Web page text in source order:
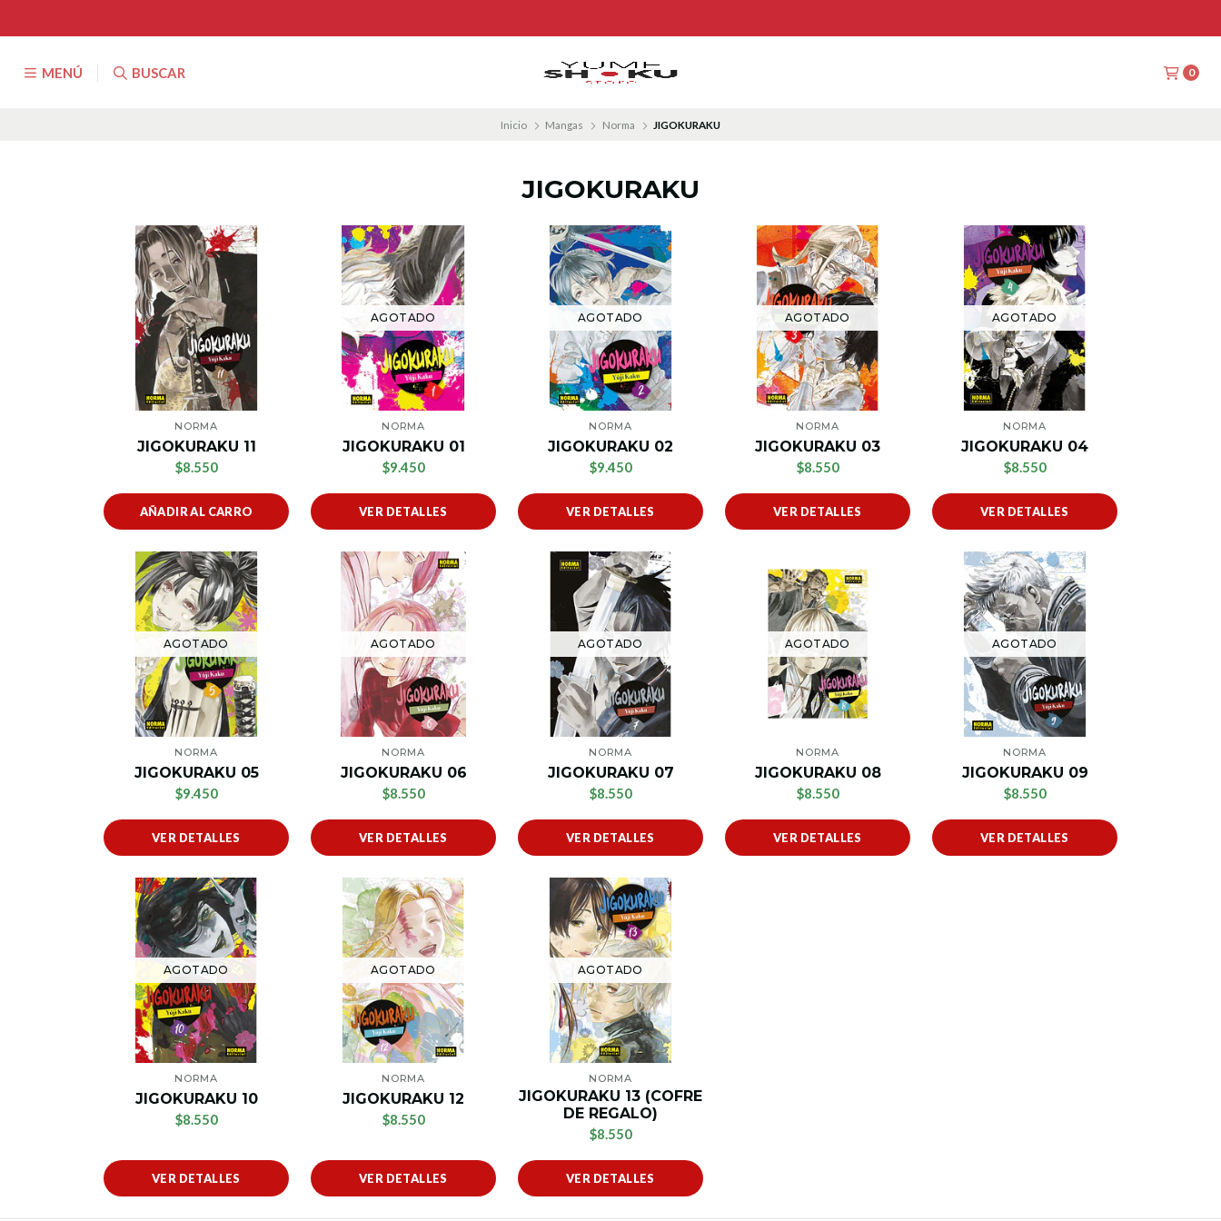
MENÚ BUSCAR 0
Inicio Mangas Norma JIGOKURAKU
JIGOKURAKU
NORMA
JIGOKURAKU 11
$8.550
AÑADIR AL CARRO
AGOTADO
NORMA
JIGOKURAKU 01
$9.450
VER DETALLES
AGOTADO
NORMA
JIGOKURAKU 02
$9.450
VER DETALLES
AGOTADO
NORMA
JIGOKURAKU 03
$8.550
VER DETALLES
AGOTADO
NORMA
JIGOKURAKU 04
$8.550
VER DETALLES
AGOTADO
NORMA
JIGOKURAKU 05
$9.450
VER DETALLES
AGOTADO
NORMA
JIGOKURAKU 06
$8.550
VER DETALLES
AGOTADO
NORMA
JIGOKURAKU 07
$8.550
VER DETALLES
AGOTADO
NORMA
JIGOKURAKU 08
$8.550
VER DETALLES
AGOTADO
NORMA
JIGOKURAKU 09
$8.550
VER DETALLES
AGOTADO
NORMA
JIGOKURAKU 10
$8.550
VER DETALLES
AGOTADO
NORMA
JIGOKURAKU 12
$8.550
VER DETALLES
AGOTADO
NORMA
JIGOKURAKU 13 (COFRE
DE REGALO)
$8.550
VER DETALLES